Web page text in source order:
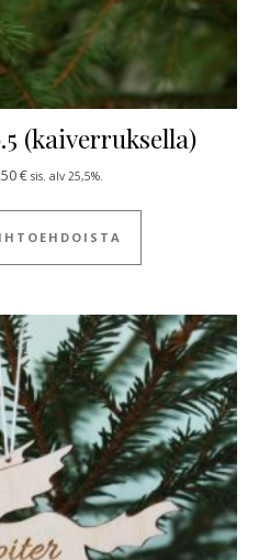
(kaiverruksella)
€Hintaluokka: 12,50 € - 14,50 €
sis. alv 25,5%.
Tällä tuotteella